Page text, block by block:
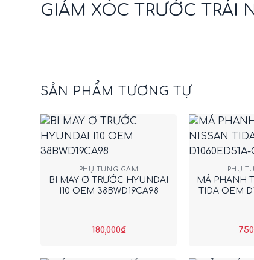
GIẢM XÓC TRƯỚC TRÁI
SẢN PHẨM TƯƠNG TỰ
+
PHỤ TÙNG GẦM
BI MAY Ơ TRƯỚC HYUNDAI
I10 OEM 38BWD19CA98
180,000₫
+
PHỤ
MÁ PHANH
TIDA OEM